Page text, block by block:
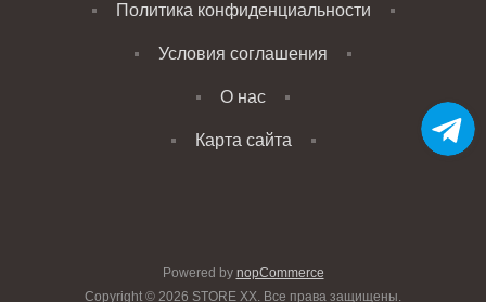
Политика конфиденциальности
Условия соглашения
О нас
Карта сайта
Powered by nopCommerce
Copyright © 2026 STORE XX. Все права защищены.